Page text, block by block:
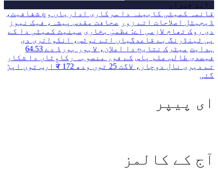
اہم خبراں
قائمہ کمیٹی کابینہ دا سرکاری اداریاں وچ شفافیت،
ڈیجیٹل اصلاحات اتے زور
صحافت مقدس پیشہ، فیک نیوز
دی روک تھام لازمی اے: عظمیٰ بخاری سینیٹ کمیٹی دا کے
پی ٹینڈرنگ بے قاعدگیاں اتے نوٹس، انکوائری دی
ہدایت
میٹرک نتایج دا اعلان، لاہور بورڈ دے 64.53
فیصدی طالب علم پاس کے فور منصوبہ رکاوٹاں دا شکار
تے دیری نال دوچار، لاگت 25 توں ودھ ਕੇ 172 ارب توں اپڑ
گئی
ای پیپر
آج کے کالمز